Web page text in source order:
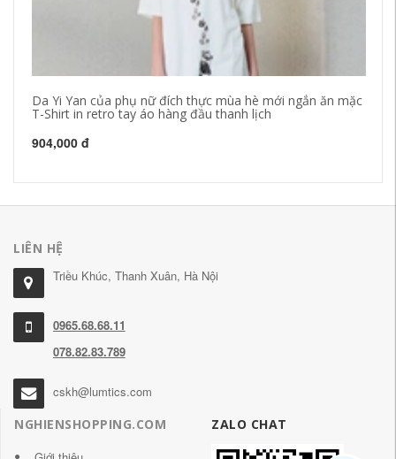
Da Yi Yan của phụ nữ đích thực mùa hè mới ngắn ăn mặc
T-Shirt in retro tay áo hàng đầu thanh lịch
904,000 đ
LIÊN HỆ
Triều Khúc, Thanh Xuân, Hà Nội
0965.68.68.11
078.82.83.789
cskh@lumtics.com
NGHIENSHOPPING.COM
ZALO CHAT